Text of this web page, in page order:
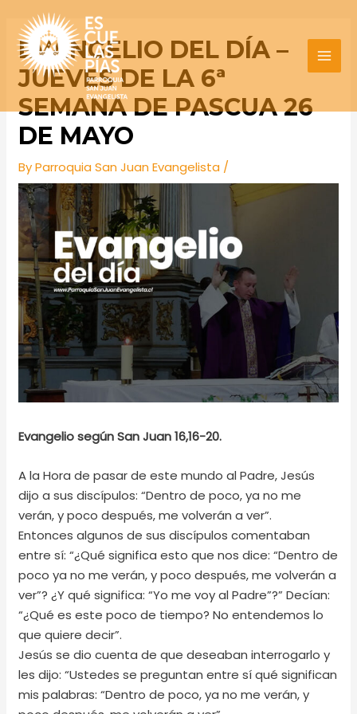
content
EVANGELIO DEL DÍA –
JUEVES DE LA 6ª
SEMANA DE PASCUA 26
DE MAYO
ByParroquia San Juan Evangelista /
Evangelio según San Juan 16,16-20.
A la Hora de pasar de este mundo al Padre, Jesús
dijo a sus discípulos: “Dentro de poco, ya no me
verán, y poco después, me volverán a ver”.
Entonces algunos de sus discípulos comentaban
entre sí: “¿Qué significa esto que nos dice: “Dentro de
poco ya no me verán, y poco después, me volverán a
ver”? ¿Y qué significa: “Yo me voy al Padre”?” Decían:
“¿Qué es este poco de tiempo? No entendemos lo
que quiere decir”.
Jesús se dio cuenta de que deseaban interrogarlo y
les dijo: “Ustedes se preguntan entre sí qué significan
mis palabras: “Dentro de poco, ya no me verán, y
Post
navigation